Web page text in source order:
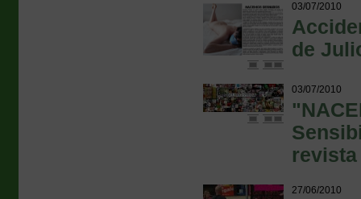
03/07/2010
de
03/07/2010
27/06/2010